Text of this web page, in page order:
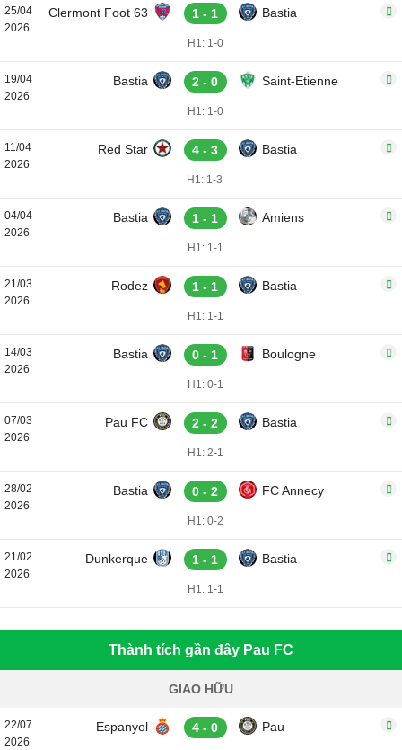
25/04
2026
Clermont Foot 63 1 - 1 Bastia
H1: 1-0
19/04
2026
Bastia 2 - 0 Saint-Etienne
H1: 1-0
11/04
2026
Red Star 4 - 3 Bastia
H1: 1-3
04/04
2026
Bastia 1 - 1 Amiens
H1: 1-1
21/03
2026
Rodez 1 - 1 Bastia
H1: 1-1
14/03
2026
Bastia 0 - 1 Boulogne
H1: 0-1
07/03
2026
Pau FC 2 - 2 Bastia
H1: 2-1
28/02
2026
Bastia 0 - 2 FC Annecy
H1: 0-2
21/02
2026
Dunkerque 1 - 1 Bastia
H1: 1-1
Thành tích gần đây Pau FC
GIAO HỮU
22/07
2026
Espanyol 4 - 0 Pau